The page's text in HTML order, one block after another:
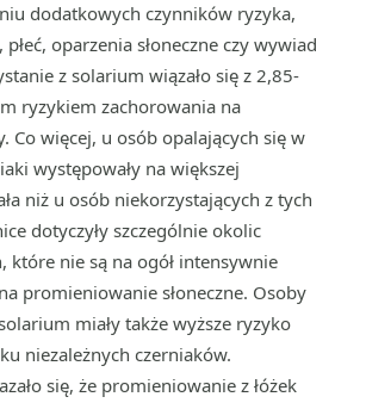
dodatkowych czynników ryzyka,
oparzenia słoneczne czy wywiad
z solarium wiązało się z 2,85-
ryzykiem zachorowania na
Co więcej, u osób opalających się w
występowały na większej
niż u osób niekorzystających z tych
dotyczyły szczególnie okolic
które nie są na ogół intensywnie
promieniowanie słoneczne. Osoby
miały także wyższe ryzyko
niezależnych czerniaków.
się, że promieniowanie z łóżek